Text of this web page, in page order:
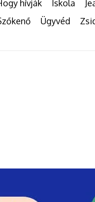
hívják Iskola
Ügyvéd